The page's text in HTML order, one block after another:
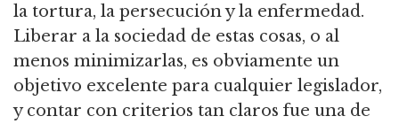
la tortura, la persecución y la enfermedad.
Liberar a la sociedad de estas cosas, o al
menos minimizarlas, es obviamente un
objetivo excelente para cualquier legislador,
y contar con criterios tan claros fue una de